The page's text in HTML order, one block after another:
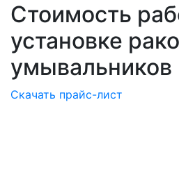
Стоимость
установке
умывальников
Скачать прайс-лист